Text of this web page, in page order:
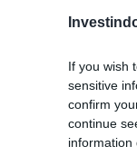
If you wish
sensitive
confirm
continue
information